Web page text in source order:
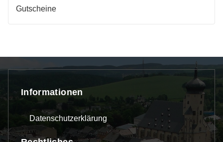
Gutscheine
Informationen
Datenschutzerklärung